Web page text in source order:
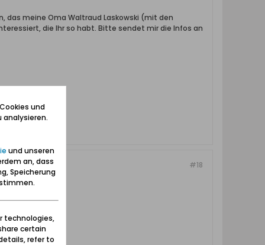
das meine Oma Waltraud Laskowski (mit den
die Ihr so habt. Bitte sendet mir die Infos an
#18
und
und unseren
an, dass
Speicherung
technologies,
certain
refer to